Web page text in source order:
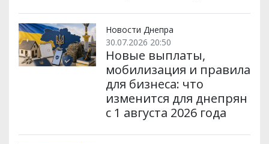
Новости Днепра
30.07.2026 20:50
Новые выплаты,
мобилизация и правила
для бизнеса: что
изменится для днепрян
с 1 августа 2026 года